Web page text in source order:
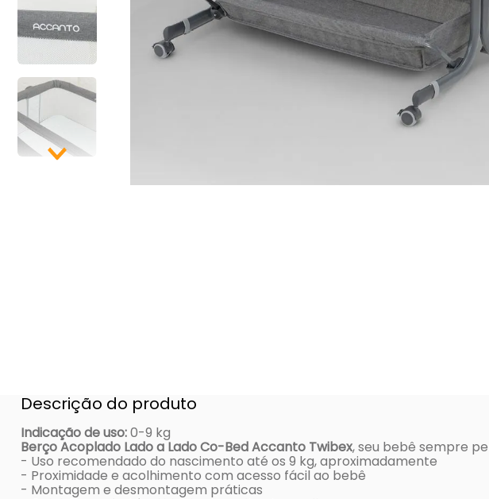
Descrição do produto
Indicação de uso:0-9 kg
Berço Acoplado Lado a Lado Co-Bed Accanto Twibex, seu bebê sempre
- Uso recomendado do nascimento até os 9 kg, aproximadamente
- Proximidade e acolhimento com acesso fácil ao bebê
- Montagem e desmontagem práticas